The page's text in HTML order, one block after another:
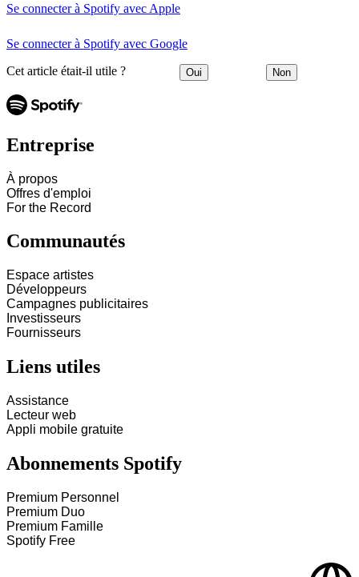
Se connecter à Spotify avec Apple
Se connecter à Spotify avec Google
Cet article était-il utile ? Oui Non
Entreprise
À propos
Offres d'emploi
For the Record
Communautés
Espace artistes
Développeurs
Campagnes publicitaires
Investisseurs
Fournisseurs
Liens utiles
Assistance
Lecteur web
Appli mobile gratuite
Abonnements Spotify
Premium Personnel
Premium Duo
Premium Famille
Spotify Free